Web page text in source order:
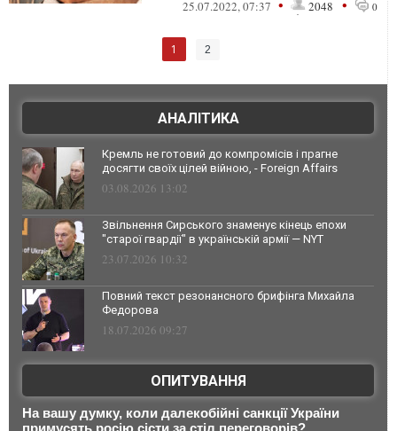
25.07.2022, 07:37 • 2048 • 0
1 2
АНАЛІТИКА
Кремль не готовий до компромісів і прагне
досягти своїх цілей війною, - Foreign Affairs
03.08.2026 13:02
Звільнення Сирського знаменує кінець епохи
"старої гвардії" в українській армії — NYT
23.07.2026 10:32
Повний текст резонансного брифінга Михайла
Федорова
18.07.2026 09:27
ОПИТУВАННЯ
На вашу думку, коли далекобійні санкції України
примусять росію сісти за стіл переговорів?